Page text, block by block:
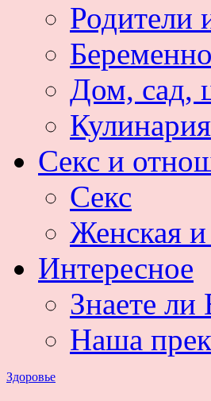
Родители
Дом, сад,
Кулинария
Секс и
Секс
Женская
Интересное
Знаете ли
Наша
Здоровье